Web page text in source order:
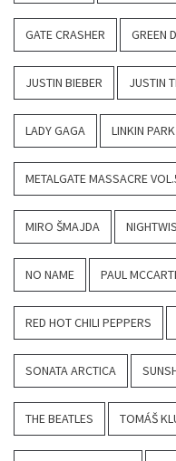
GATE CRASHER GREEN
JUSTIN BIEBER JUSTIN
LADY GAGA LINKIN PARK
METALGATE MASSACRE
MIRO ŠMAJDA
NO NAME PAUL
RED HOT CHILI PEPPERS
SONATA ARCTICA
THE BEATLES TOMÁŠ